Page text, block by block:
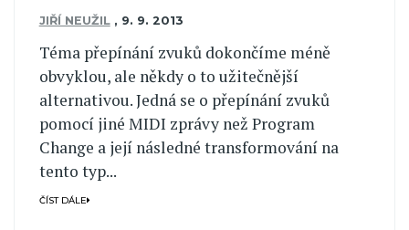
JIŘÍ NEUŽIL , 9. 9. 2013
Téma přepínání zvuků dokončíme méně
obvyklou, ale někdy o to užitečnější
alternativou. Jedná se o přepínání zvuků
pomocí jiné MIDI zprávy než Program
Change a její následné transformování na
tento typ...
ČÍST DÁLE